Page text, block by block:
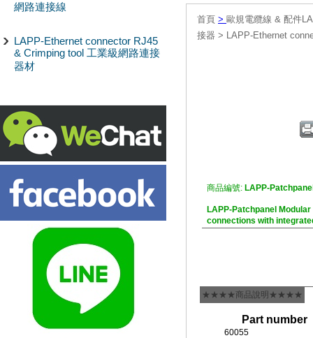
網路連接線
LAPP-Ethernet connector RJ45
& Crimping tool 工業級網路連接
器材
首頁 > 歐規電纜線 & 配件
接器 > LAPP-Ethernet
商品編號: LAPP-
LAPP-Patchpanel
connections with
★★★★商品說明★★★★
Part number
60055